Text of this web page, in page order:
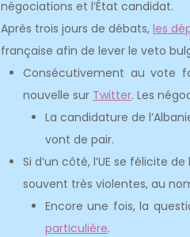
négociations et l’État candidat.
Après trois jours de débats, les
française afin de lever le veto
Consécutivement au vote
nouvelle sur Twitter. Les
La candidature de
vont de pair.
Si d’un côté, l’UE se félicite
souvent très violentes, au
Encore une fois, la
particulière.